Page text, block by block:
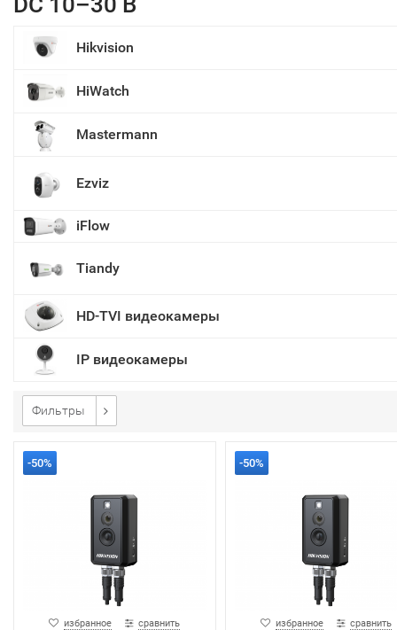
Hikvision
HiWatch
Mastermann
Ezviz
iFlow
Tiandy
HD-TVI видеокамеры
IP видеокамеры
Фильтры
-50%
избранное сравнить
-50%
избранное сравнить